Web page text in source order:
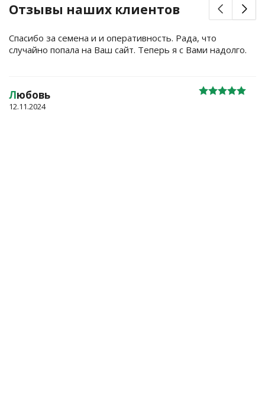
Отзывы наших клиентов
Спасибо за семена и и оперативность. Рада, что
случайно попала на Ваш сайт. Теперь я с Вами надолго.
Любовь
12.11.2024